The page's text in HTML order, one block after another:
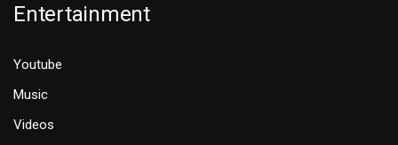
Entertainment
Youtube
Music
Videos